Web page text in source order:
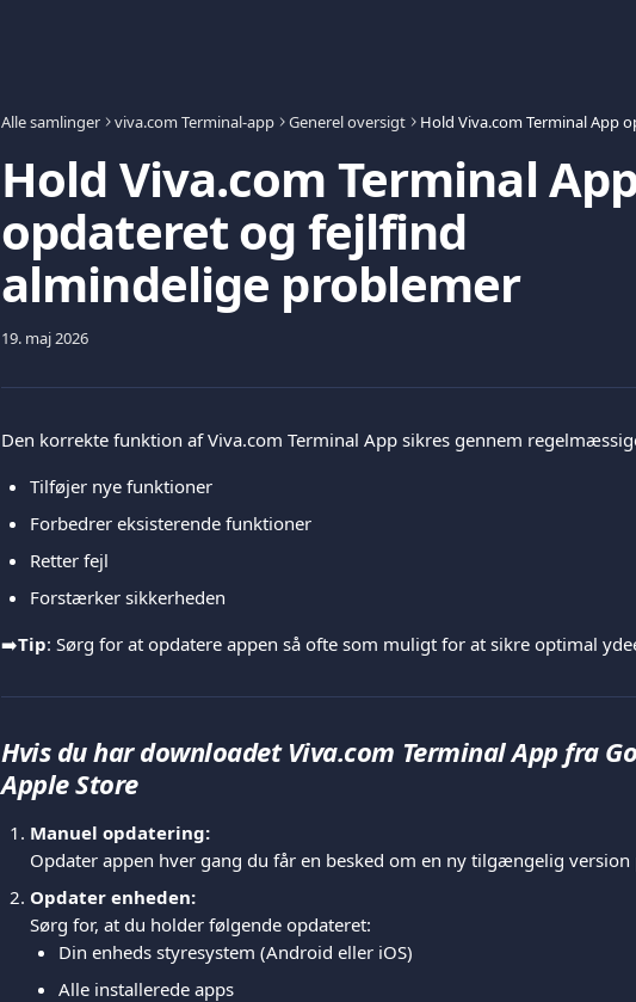
Alle samlinger viva.com Terminal-app Generel oversigt
Hold Viva.com Terminal
opdateret og fejlfind
almindelige problemer
19. maj 2026
Den korrekte funktion af Viva.com Terminal App sikres gennem
Tilføjer nye funktioner
Forbedrer eksisterende funktioner
Retter fejl
Forstærker sikkerheden
➡️Tip: Sørg for at opdatere appen så ofte som muligt for at sikre optimal
Hvis du har downloadet Viva.com Terminal App fra
Apple Store
Manuel opdatering:
Opdater appen hver gang du får en besked om en ny tilgængelig version
Opdater enheden:
Sørg for, at du holder følgende opdateret:
Din enheds styresystem (Android eller iOS)
Alle installerede apps